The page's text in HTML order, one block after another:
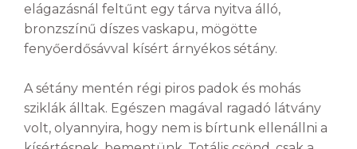
elágazásnál feltűnt egy tárva nyitva álló,
bronzszínű díszes vaskapu, mögötte
fenyőerdősávval kísért árnyékos sétány.
A sétány mentén régi piros padok és mohás
sziklák álltak. Egészen magával ragadó látvány
volt, olyannyira, hogy nem is bírtunk ellenállni a